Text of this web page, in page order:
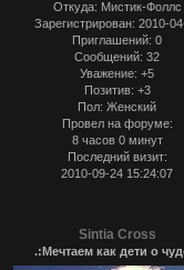
Откуда: Мистик-Фоллс
Зарегистрирован: 2010-
Приглашений: 0
Сообщений: 32
Уважение: +5
Позитив: +3
Пол: Женский
Провел на форуме:
8 часов 0 минут
Последний визит:
2010-09-24 15:24:07
Sintia Cross
.:Мечтаем как дети о